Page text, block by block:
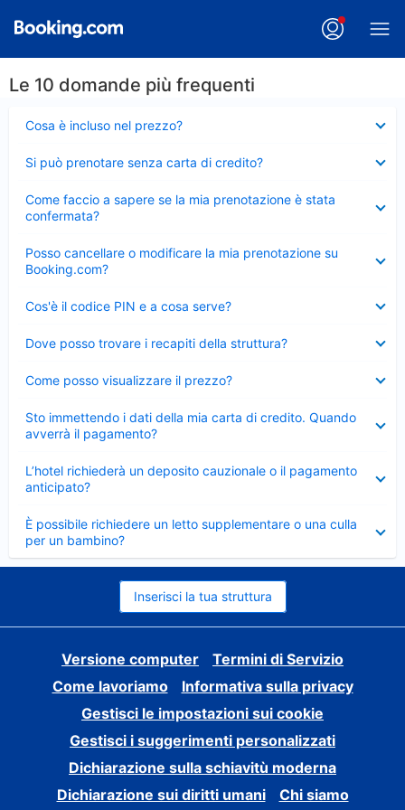
Le 10 domande più frequenti
Cosa è incluso nel prezzo?
chiuso
Si può prenotare senza carta di credito?
chiuso
Come faccio a sapere se la mia prenotazione è stata
confermata?
chiuso
Posso cancellare o modificare la mia prenotazione su
Booking.com?
chiuso
Cos'è il codice PIN e a cosa serve?
chiuso
Dove posso trovare i recapiti della struttura?
chiuso
Come posso visualizzare il prezzo?
chiuso
Sto immettendo i dati della mia carta di credito. Quando
avverrà il pagamento?
chiuso
L’hotel richiederà un deposito cauzionale o il pagamento
anticipato?
chiuso
È possibile richiedere un letto supplementare o una culla
per un bambino?
Elemento
chiuso
Inserisci la tua struttura
Versione computer
Termini di Servizio
Come lavoriamo
Informativa sulla privacy
Gestisci le impostazioni sui cookie
Gestisci i suggerimenti personalizzati
Dichiarazione sulla schiavitù moderna
Dichiarazione sui diritti umani
Chi siamo